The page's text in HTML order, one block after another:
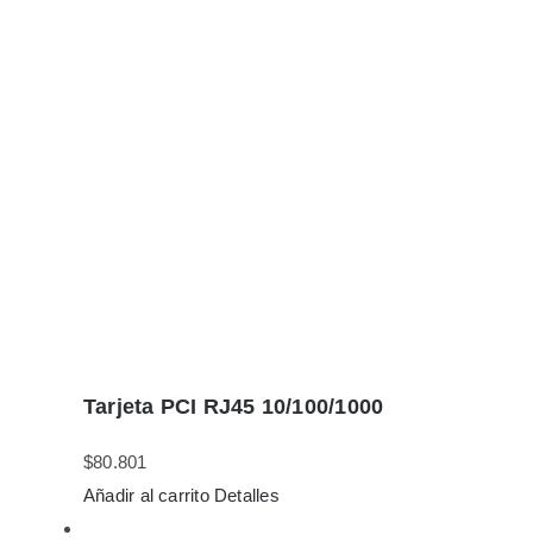
Tarjeta PCI RJ45 10/100/1000
$80.801
Añadir al carrito Detalles